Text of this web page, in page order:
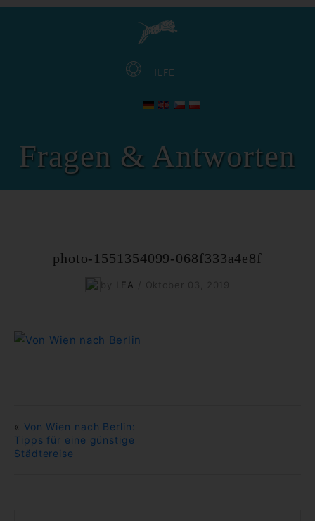
HILFE
Fragen & Antworten
photo-1551354099-068f333a4e8f
LEA
« Von Wien nach Berlin:
Tipps für eine günstige
Städtereise